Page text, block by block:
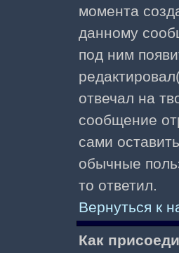
момента
данному
под ним
отвечал на
сообщение
сами
обычные
то ответил.
Вернуться к
Как